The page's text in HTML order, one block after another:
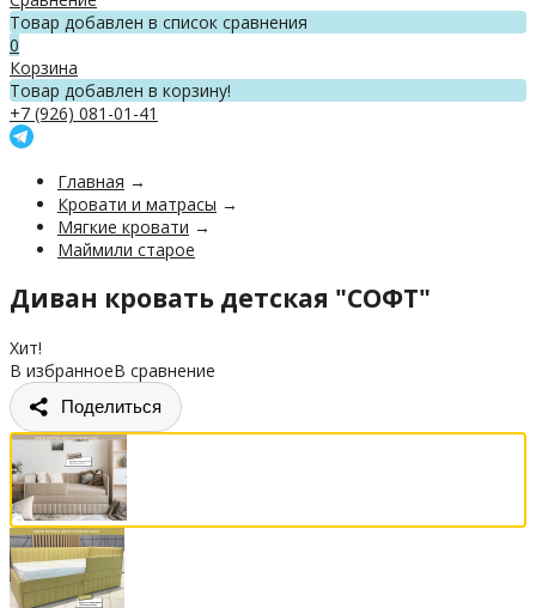
Товар добавлен в список сравнения
0
Корзина
Товар добавлен в корзину!
+7 (926) 081-01-41
Главная →
Кровати и матрасы →
Мягкие кровати →
Маймили старое
Диван кровать детская "СОФТ"
Хит!
В избранноеВ сравнение
Поделиться